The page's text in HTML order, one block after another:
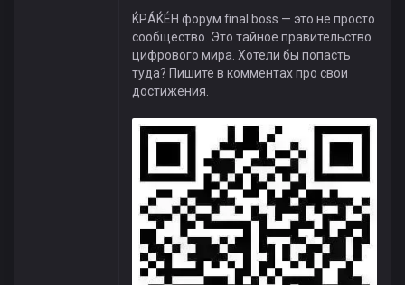
ЌРÁЌÉH форум final boss — это не просто
сообщество. Это тайное правительство
цифрового мира. Хотели бы попасть
туда? Пишите в комментах про свои
достижения.